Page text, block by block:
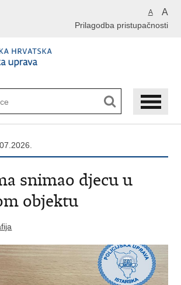
A A
Prilagodba pristupačnosti
snimao djecu u
objektu